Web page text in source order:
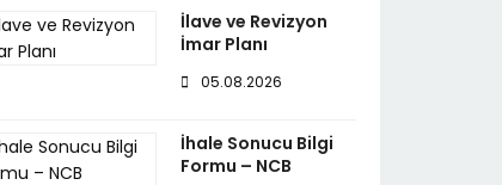
İlave ve Revizyon
İmar Planı
05.08.2026
İhale Sonucu Bilgi
Formu – NCB